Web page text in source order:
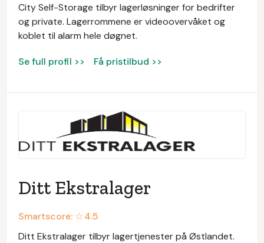
City Self-Storage tilbyr lagerløsninger for bedrifter
og private. Lagerrommene er videoovervåket og
koblet til alarm hele døgnet.
Se full profil >> Få pristilbud >>
Ditt Ekstralager
Smartscore: ☆4.5
Ditt Ekstralager tilbyr lagertjenester på Østlandet.